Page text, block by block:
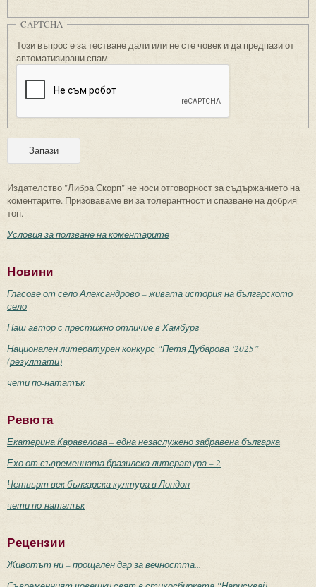
CAPTCHA
Този въпрос е за тестване дали или не сте човек и да предпази от
автоматизирани спам.
Издателство "Либра Скорп" не носи отговорност за съдържанието на
коментарите. Призоваваме ви за толерантност и спазване на добрия
тон.
Условия за ползване на коментарите
Новини
Гласове от село Александрово – живата история на българското
село
Наш автор с престижно отличие в Хамбург
Национален литературен конкурс “Петя Дубарова ‘2025”
(резултати)
чети по-нататък
Ревюта
Екатерина Каравелова – една незаслужено забравена българка
Ехо от съвременната бразилска литература – 2
Четвърт век българска култура в Лондон
чети по-нататък
Рецензии
Животът ни – прощален дар за вечността...